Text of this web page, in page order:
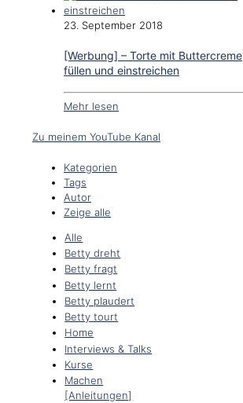
23. September 2018
[Werbung] – Torte mit Buttercreme
füllen und einstreichen
Mehr lesen
Zu meinem YouTube Kanal
Kategorien
Tags
Autor
Zeige alle
Alle
Betty dreht
Betty fragt
Betty lernt
Betty plaudert
Betty tourt
Home
Interviews & Talks
Kurse
Machen
[Anleitungen]